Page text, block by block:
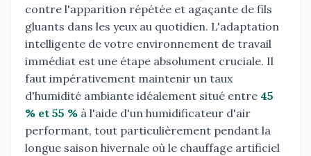
contre l'apparition répétée et agaçante de fils
gluants dans les yeux au quotidien. L'adaptation
intelligente de votre environnement de travail
immédiat est une étape absolument cruciale. Il
faut impérativement maintenir un taux
d'humidité ambiante idéalement situé entre 45
% et 55 % à l'aide d'un humidificateur d'air
performant, tout particulièrement pendant la
longue saison hivernale où le chauffage artificiel